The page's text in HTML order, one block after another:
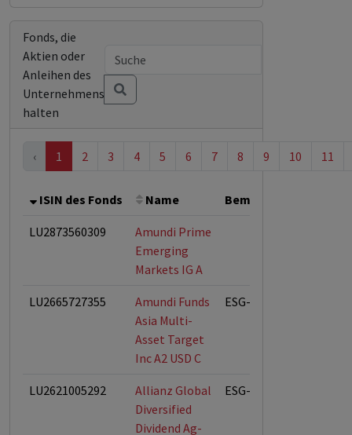
Fonds, die
Aktien oder
Anleihen des
Unternehmens
halten
‹ 1 2 3 4 5 6 7 8 9 10 11
ISIN des Fonds Name Bemerkung
LU2873560309
Amundi Prime
Emerging
Markets IG A
LU2665727355
Amundi Funds
Asia Multi-
Asset Target
Inc A2 USD C
ESG-Fonds
LU2621005292
Allianz Global
Diversified
Dividend Ag-
ESG-Fonds